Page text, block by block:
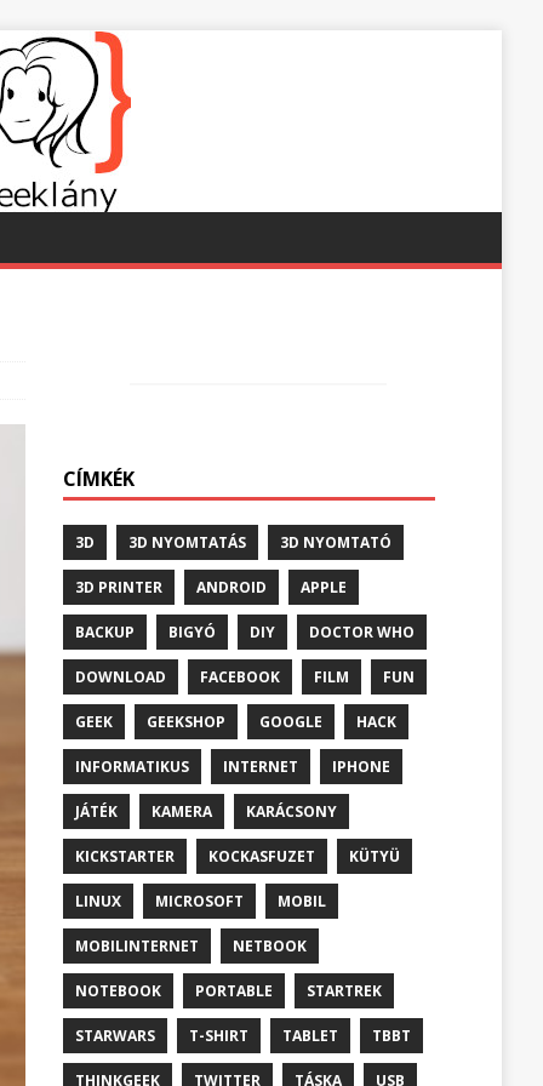
CÍMKÉK
3D 3D NYOMTATÁS 3D NYOMTATÓ
3D PRINTER ANDROID APPLE
BACKUP BIGYÓ DIY DOCTOR WHO
DOWNLOAD FACEBOOK FILM FUN
GEEK GEEKSHOP GOOGLE HACK
INFORMATIKUS INTERNET IPHONE
JÁTÉK KAMERA KARÁCSONY
KICKSTARTER KOCKASFUZET KÜTYÜ
LINUX MICROSOFT MOBIL
MOBILINTERNET NETBOOK
NOTEBOOK PORTABLE STARTREK
STARWARS T-SHIRT TABLET TBBT
THINKGEEK TWITTER TÁSKA USB